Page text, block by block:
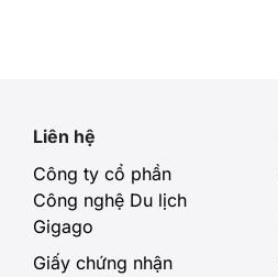
Liên hệ
Công ty cổ phần
Công nghệ Du lịch
Gigago
Giấy chứng nhận